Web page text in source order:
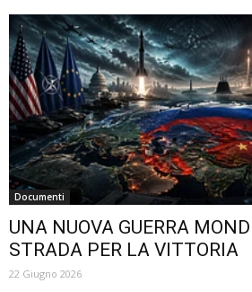
Documenti
UNA NUOVA GUERRA
STRADA PER LA VITTORIA
22 Giugno 2026